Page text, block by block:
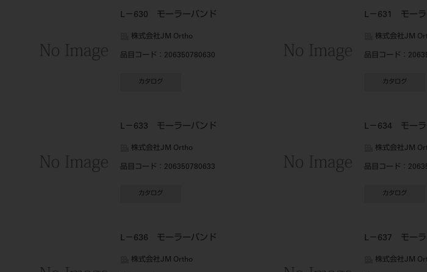
L－630 モーラーバンド
株式会社JM Ortho
品目コード ：206350780630
カタログ
L－631 モーラ
株式会社JM
品目コード ：
カタログ
L－633 モーラーバンド
株式会社JM Ortho
品目コード ：206350780633
カタログ
L－634 モーラ
株式会社JM
品目コード ：
カタログ
L－636 モーラーバンド
株式会社JM Ortho
L－637 モーラ
株式会社JM